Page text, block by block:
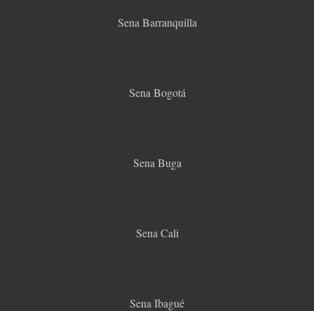
Sena Barranquilla
Sena Bogotá
Sena Buga
Sena Cali
Sena Ibagué